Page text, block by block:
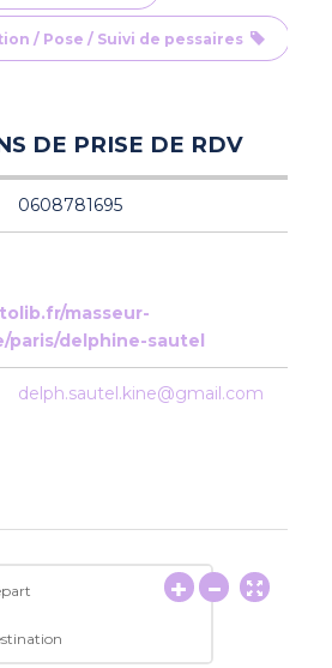
/ Pose / Suivi de pessaires
DE PRISE DE RDV
0608781695
masseur-
paris/delphine-sautel
delph.sautel.kine@gmail.com